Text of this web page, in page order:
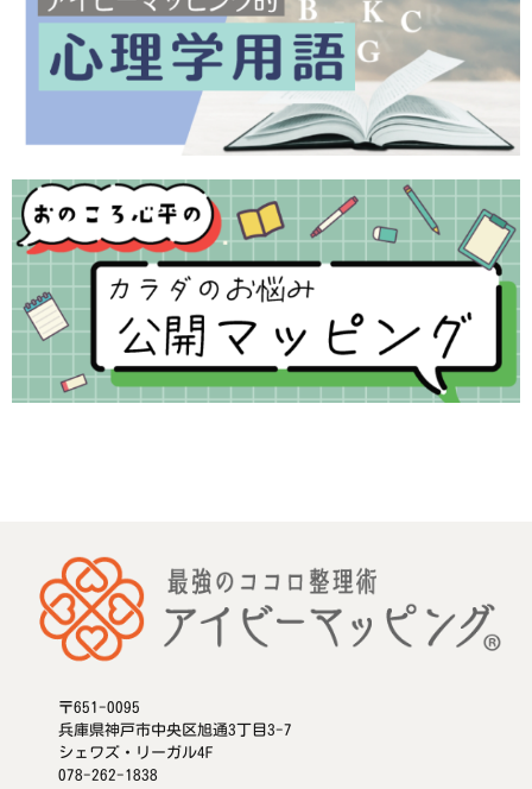
〒651-0095
兵庫県神戸市中央区旭通3丁目3-7
シェワズ・リーガル4F
078-262-1838